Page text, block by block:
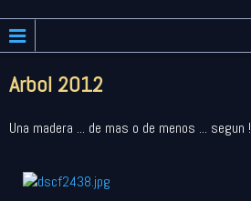
Arbol 2012
Una madera ... de mas o de menos ... segun !